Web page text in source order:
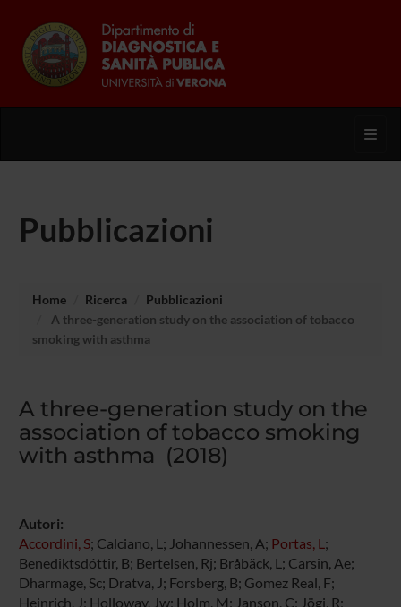
Pubblicazioni
Home Ricerca
Pubblicazioni
A three-generation study on the association of tobacco
smoking with asthma
A three-generation study on the
association of tobacco smoking
with asthma (2018)
Autori:
Accordini, S; Calciano, L; Johannessen, A; Portas, L ;
Benediktsdóttir, B; Bertelsen, Rj; Bråbäck, L; Carsin, Ae;
Dharmage, Sc; Dratva, J; Forsberg, B; Gomez Real, F;
Heinrich, J; Holloway, Jw; Holm, M; Janson, C; Jögi, R;